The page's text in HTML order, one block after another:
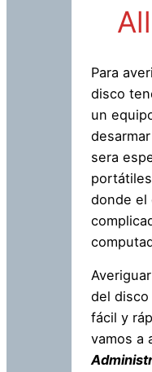
Para
disco
un
sera
donde el
del
fácil y
vamos a